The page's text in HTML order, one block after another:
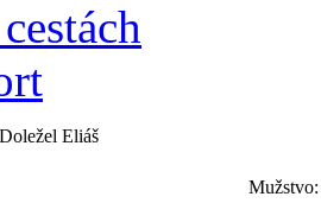
Doležel Eliáš
Mužstvo: